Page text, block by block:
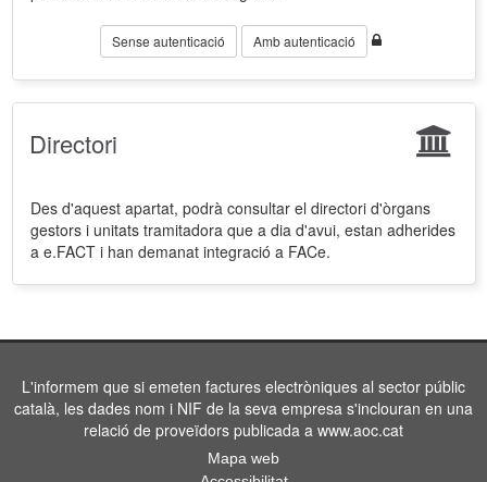
Sense autenticació Amb autenticació
Directori
Des d'aquest apartat, podrà consultar el directori d'òrgans
gestors i unitats tramitadora que a dia d'avui, estan adherides
a e.FACT i han demanat integració a FACe.
L'informem que si emeten factures electròniques al sector públic
català, les dades nom i NIF de la seva empresa s'inclouran en una
relació de proveïdors publicada a www.aoc.cat
Mapa web